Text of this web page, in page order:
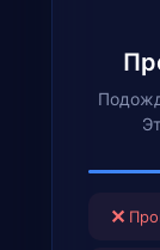
✕